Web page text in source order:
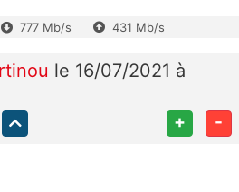
777 Mb/s 431 Mb/s
le 16/07/2021 à
+ -